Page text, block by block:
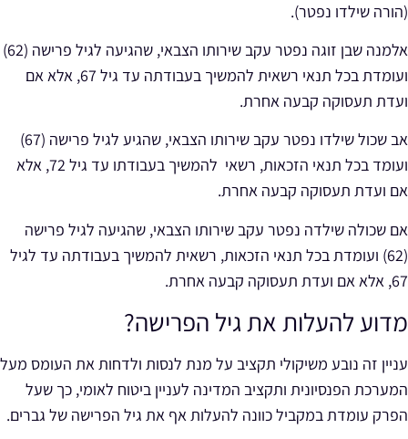
(הורה שילדו נפטר).
אלמנה שבן זוגה נפטר עקב שירותו הצבאי, שהגיעה לגיל פרישה (62)
ועומדת בכל תנאי רשאית להמשיך בעבודתה עד גיל 67, אלא אם
ועדת תעסוקה קבעה אחרת.
אב שכול שילדו נפטר עקב שירותו הצבאי, שהגיע לגיל פרישה (67)
ועומד בכל תנאי הזכאות, רשאי להמשיך בעבודתו עד גיל 72, אלא
אם ועדת תעסוקה קבעה אחרת.
אם שכולה שילדה נפטר עקב שירותו הצבאי, שהגיעה לגיל פרישה
(62) ועומדת בכל תנאי הזכאות, רשאית להמשיך בעבודתה עד לגיל
67, אלא אם ועדת תעסוקה קבעה אחרת.
מדוע להעלות את גיל הפרישה?
עניין זה נובע משיקולי תקציב על מנת לנסות ולדחות את העומס מעל
המערכת הפנסיונית ותקציב המדינה לעניין ביטוח לאומי, כך שעל
הפרק עומדת במקביל כוונה להעלות אף את גיל הפרישה של גברים.